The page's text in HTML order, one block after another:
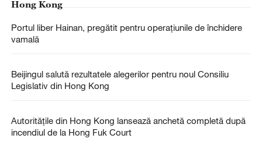
Hong Kong
Portul liber Hainan, pregătit pentru operațiunile de închidere
vamală
Beijingul salută rezultatele alegerilor pentru noul Consiliu
Legislativ din Hong Kong
Autoritățile din Hong Kong lansează anchetă completă după
incendiul de la Hong Fuk Court